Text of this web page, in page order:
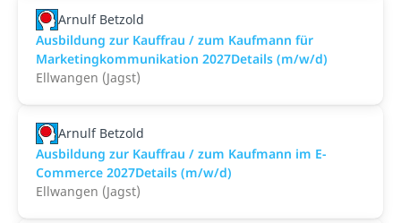
Arnulf Betzold
Ausbildung zur Kauffrau / zum Kaufmann für
Marketingkommunikation 2027Details (m/w/d)
Ellwangen (Jagst)
Arnulf Betzold
Ausbildung zur Kauffrau / zum Kaufmann im E-
Commerce 2027Details (m/w/d)
Ellwangen (Jagst)